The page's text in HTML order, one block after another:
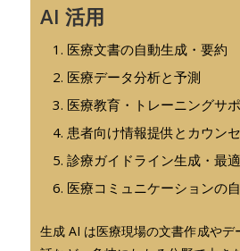
AI 活用
医療文書の自動生成・要約
医療データ分析と予測
医療教育・トレーニングサ
患者向け情報提供とカウン
診療ガイドライン生成・最
医療コミュニケーションの
生成 AI は医療現場の文書作成やデ